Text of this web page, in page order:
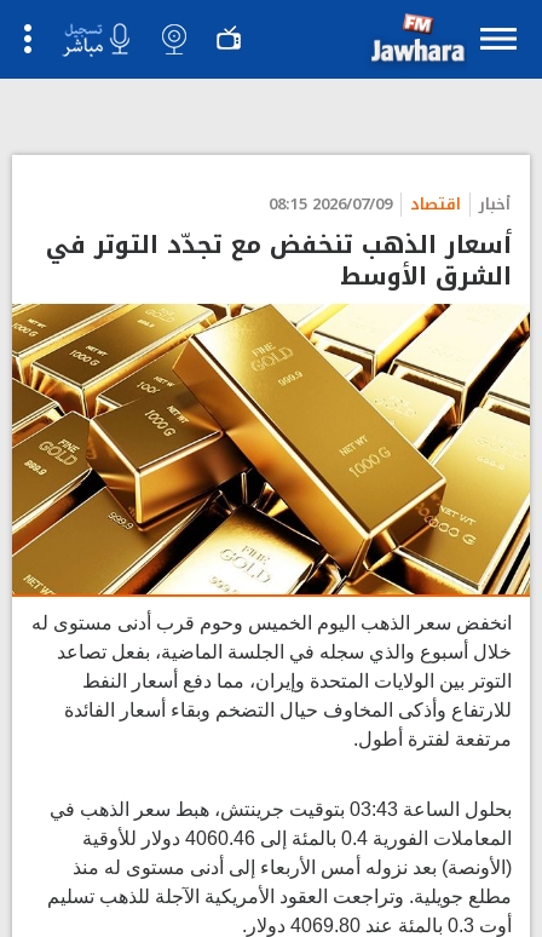
أخبار اقتصاد 2026/07/09 08:15
أسعار الذهب تنخفض مع تجدّد التوتر في
الشرق الأوسط
انخفض سعر الذهب اليوم الخميس وحوم قرب أدنى مستوى له
خلال أسبوع والذي سجله في الجلسة الماضية، بفعل تصاعد ​
التوتر بين الولايات المتحدة وإيران، مما دفع أسعار النفط
‌للارتفاع وأذكى المخاوف حيال التضخم وبقاء أسعار الفائدة
مرتفعة لفترة أطول.
بحلول الساعة 03:43 بتوقيت جرينتش، هبط سعر الذهب في
المعاملات الفورية 0.4 بالمئة إلى ​4060.46 دولار للأوقية
(الأونصة) بعد نزوله أمس الأربعاء إلى أدنى مستوى ​له منذ
مطلع جويلية. وتراجعت العقود الأمريكية الآجلة ⁠للذهب تسليم
أوت 0.3 بالمئة عند 4069.80 دولار.